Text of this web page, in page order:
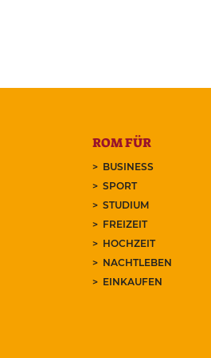
ROM FÜR
BUSINESS
SPORT
STUDIUM
FREIZEIT
HOCHZEIT
NACHTLEBEN
EINKAUFEN